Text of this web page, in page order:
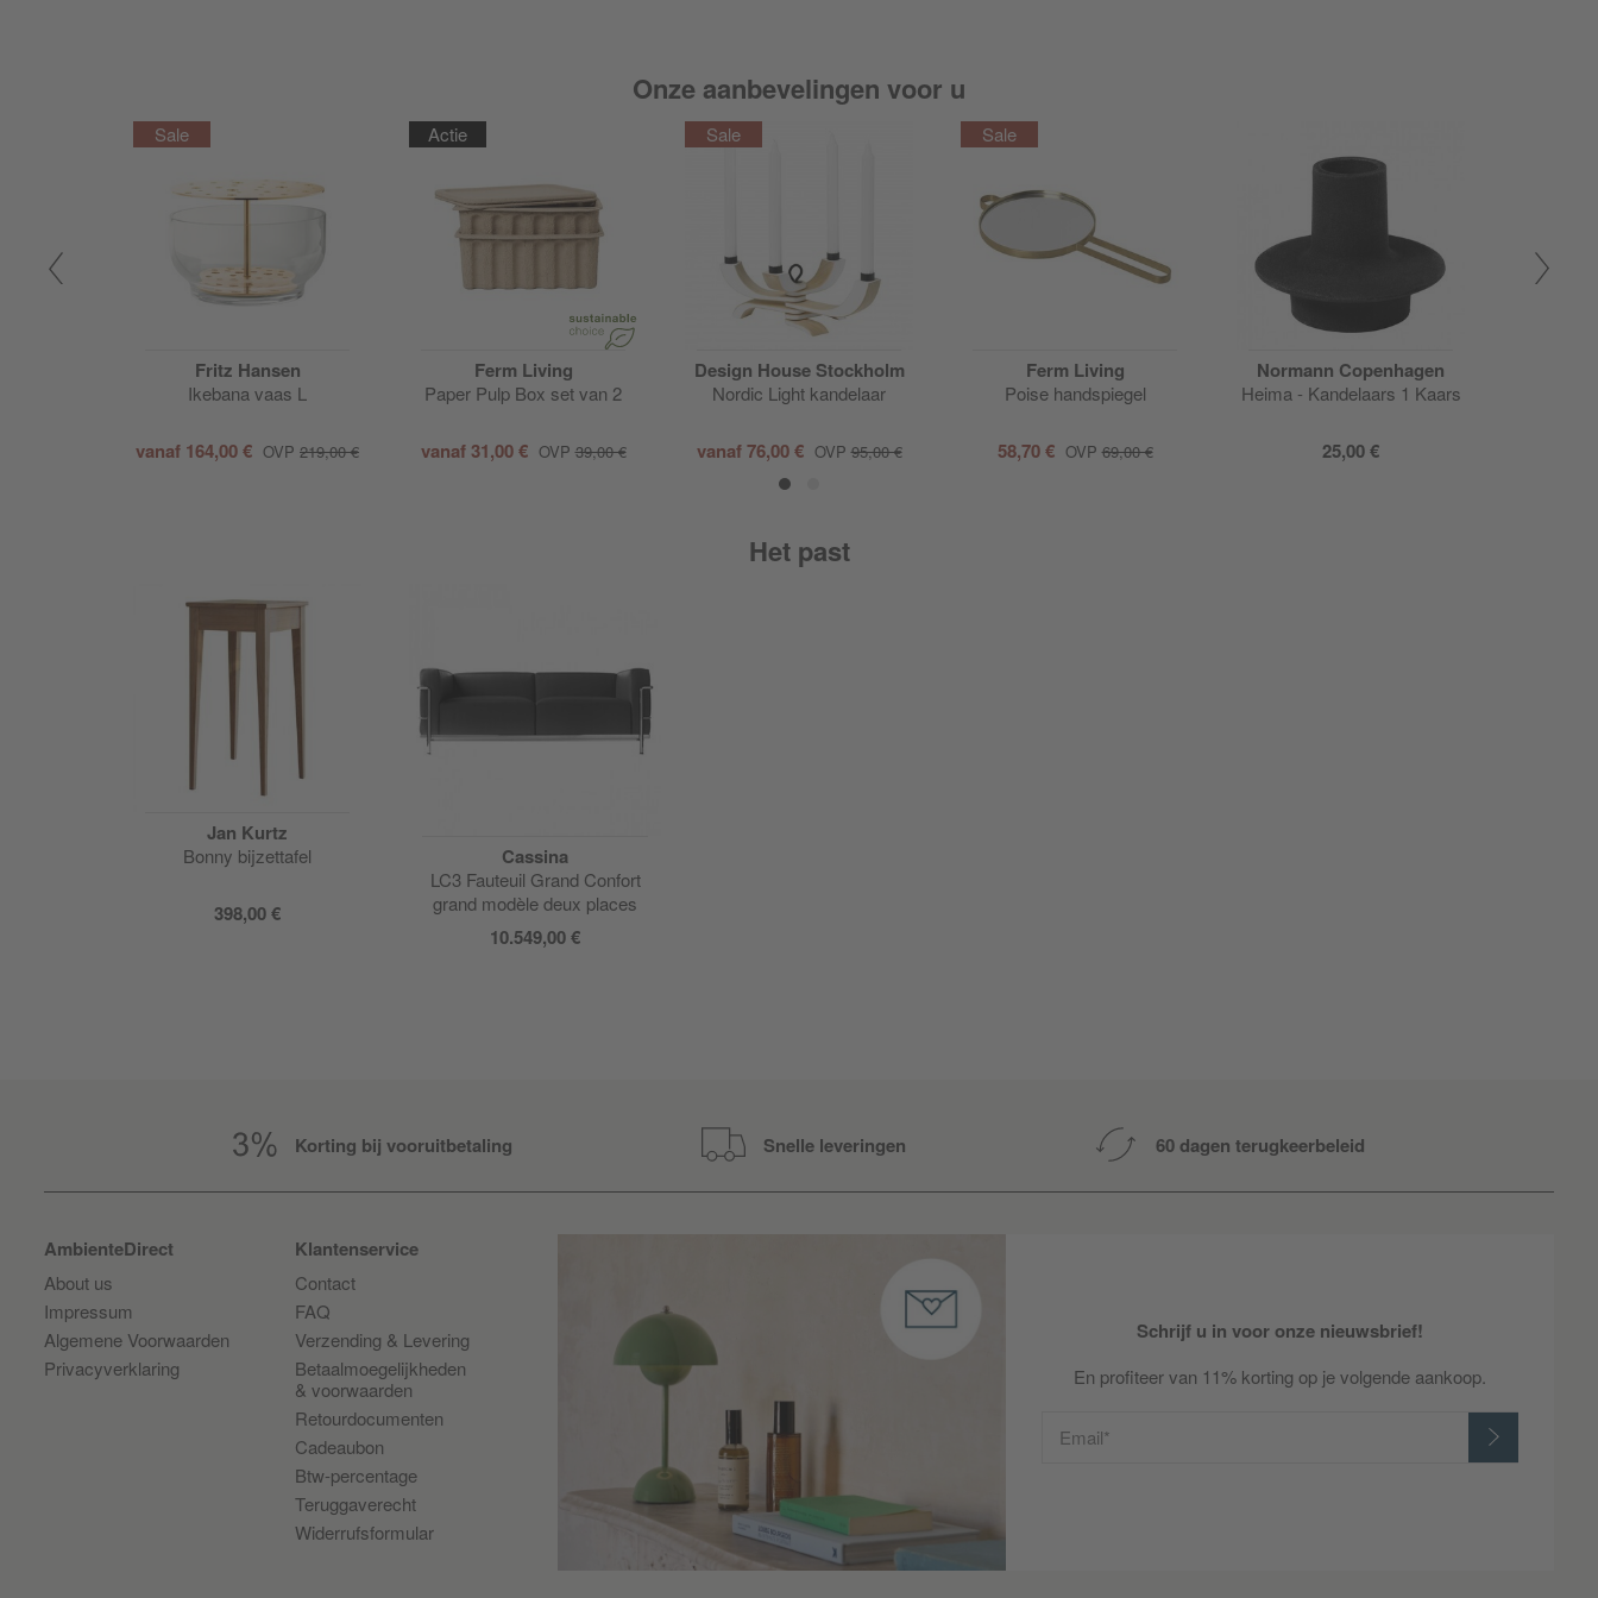
Onze aanbevelingen voor u
Fritz Hansen
Ikebana vaas L
vanaf 164,00 € OVP 219,00 €
Actie
Ferm Living
Paper Pulp Box set van 2
vanaf31,00 € OVP39,00 €
Design House Stockholm
Nordic Light kandelaar
vanaf76,00 € OVP95,00 €
Ferm Living
Poise handspiegel
58,70 € OVP69,00 €
Normann Copenhagen
Heima - Kandelaars 1 Kaars
25,00 €
Het past
Jan Kurtz
Bonny bijzettafel
398,00 €
Cassina
LC3 Fauteuil Grand Confort
grand modèle deux places
10.549,00 €
Korting bij vooruitbetaling Snelle leveringen 60 dagen terugkeerbeleid
Schrijf u in voor onze nieuwsbrief!
En profiteer van 11% korting op je volgende aankoop.
Email*
AmbienteDirect
About us
Impressum
Algemene Voorwaarden
Privacyverklaring
Klantenservice
Contact
FAQ
Verzending & Levering
Betaalmoegelijkheden
& voorwaarden
Retourdocumenten
Cadeaubon
Btw-percentage
Teruggaverecht
Widerrufsformular